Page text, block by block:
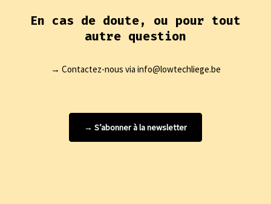
En cas de doute, ou pour tout
autre question
→ Contactez-nous via info@lowtechliege.be
→ S’abonner à la newsletter